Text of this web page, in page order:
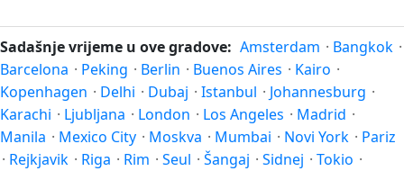
Sadašnje vrijeme u ove gradove: Amsterdam · Bangkok ·
Barcelona · Peking · Berlin · Buenos Aires · Kairo ·
Kopenhagen · Delhi · Dubaj · Istanbul · Johannesburg ·
Karachi · Ljubljana · London · Los Angeles · Madrid ·
Manila · Mexico City · Moskva · Mumbai · Novi York · Pariz
· Rejkjavik · Riga · Rim · Seul · Šangaj · Sidnej · Tokio ·